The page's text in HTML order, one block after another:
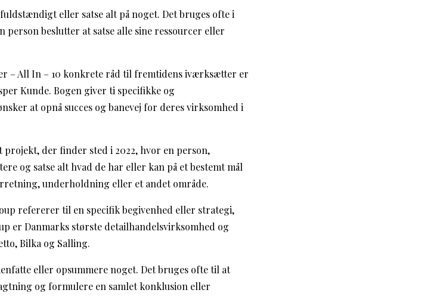
eller satse alt på noget. Det bruges ofte i
beslutter at satse alle sine ressourcer eller
– All In – 10 konkrete råd til fremtidens iværksætter er
Kunde. Bogen giver ti specifikke og
at opnå succes og banevej for deres virksomhed i
projekt, der finder sted i 2022, hvor en person,
og satse alt hvad de har eller kan på et bestemt mål
underholdning eller et andet område.
refererer til en specifik begivenhed eller strategi,
er Danmarks største detailhandelsvirksomhed og
Bilka og Salling.
eller opsummere noget. Det bruges ofte til at
og formulere en samlet konklusion eller